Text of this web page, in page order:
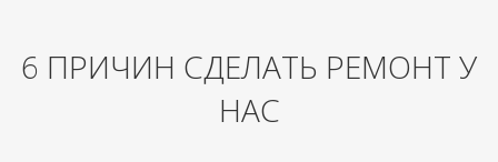
6 ПРИЧИН СДЕЛАТЬ РЕМОНТ У
НАС